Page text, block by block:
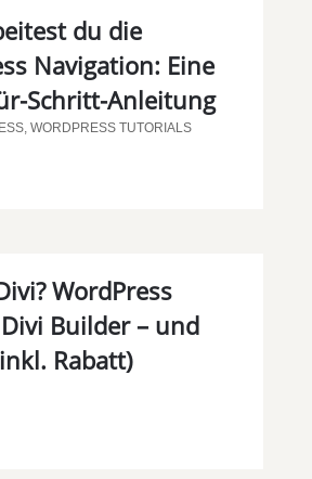
du die
Navigation: Eine
Schritt-Anleitung
, WORDPRESS TUTORIALS
WordPress
Builder – und
Rabatt)